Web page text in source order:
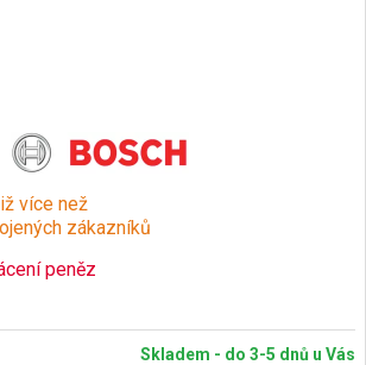
více než
zákazníků
peněz
Skladem - do 3-5 dnů u Vás